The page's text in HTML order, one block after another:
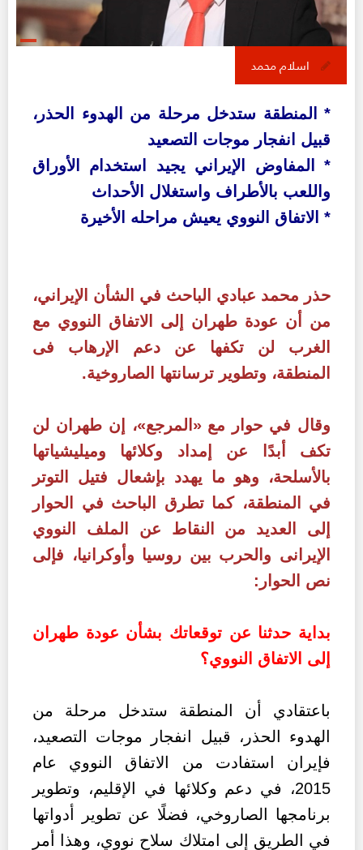
اسلام محمد
*
المنطقة ستدخل مرحلة من الهدوء الحذر،
قبيل انفجار موجات التصعيد
*
المفاوض الإيراني يجيد استخدام الأوراق
واللعب بالأطراف واستغلال الأحداث
* الاتفاق النووي يعيش مراحله الأخيرة
حذر محمد عبادي
الباحث في الشأن الإيراني،
من أن عودة طهران إلى الاتفاق النووي مع
الغرب لن تكفها عن دعم الإرهاب فى
المنطقة، وتطوير ترسانتها الصاروخية.
وقال في حوار مع « المرجع»، إن طهران لن
تكف أبدًا عن إمداد وكلائها وميليشياتها
بالأسلحة، وهو ما يهدد بإشعال فتيل التوتر
في المنطقة، كما تطرق الباحث في الحوار
إلى العديد من النقاط عن الملف النووي
الإيرانى والحرب بين روسيا وأوكرانيا، فإلى
نص الحوار:
بداية حدثنا عن توقعاتك بشأن عودة طهران
إلى الاتفاق النووي؟
باعتقادي أن المنطقة ستدخل مرحلة من
الهدوء الحذر، قبيل انفجار موجات التصعيد،
فإيران استفادت من الاتفاق النووي عام
2015، في دعم وكلائها في الإقليم، وتطوير
برنامجها الصاروخي، فضلًا عن تطوير أدواتها
في الطريق إلى امتلاك سلاح نووي، وهذا أمر